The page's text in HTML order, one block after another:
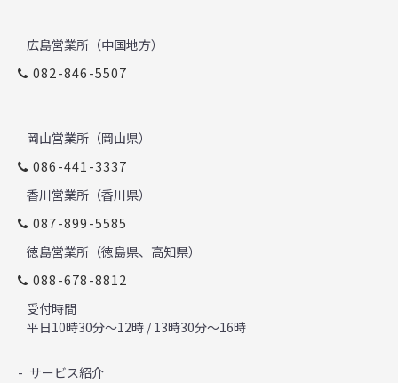
広島営業所（中国地方）
082-846-5507
岡山営業所（岡山県）
086-441-3337
香川営業所（香川県）
087-899-5585
徳島営業所（徳島県、高知県）
088-678-8812
受付時間
平日10時30分～12時 / 13時30分～16時
サービス紹介